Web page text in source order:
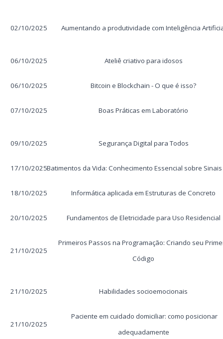
02/10/2025 Aumentando a produtividade com Inteligência
06/10/2025 Ateliê criativo para idosos
06/10/2025 Bitcoin e Blockchain - O que é isso?
07/10/2025 Boas Práticas em Laboratório
09/10/2025 Segurança Digital para Todos
17/10/2025Batimentos da Vida: Conhecimento Essencial sobre
18/10/2025 Informática aplicada em Estruturas de Concreto
20/10/2025 Fundamentos de Eletricidade para Uso Residencial
21/10/2025
Primeiros Passos na Programação: Criando seu
Código
21/10/2025 Habilidades socioemocionais
21/10/2025
Paciente em cuidado domiciliar: como posicionar
adequadamente